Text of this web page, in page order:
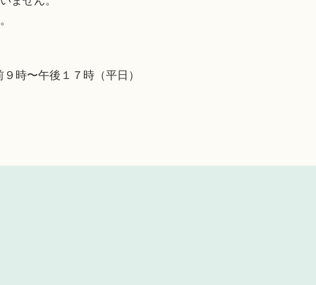
時〜午後１７時（平日）